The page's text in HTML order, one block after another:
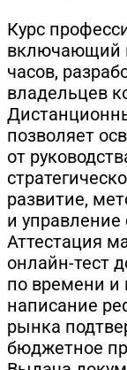
Курс
включающий
часов,
владельцев
позволяет
от
развитие,
и
Аттестация
онлайн-тест
по времени и
написание
рынка
бюджетное